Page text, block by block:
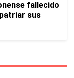
fallecido
sus